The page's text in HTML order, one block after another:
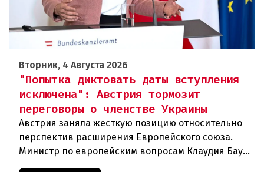
Вторник, 4 Августа 2026
"Попытка диктовать даты вступления
исключена": Австрия тормозит
переговоры о членстве Украины
Австрия заняла жесткую позицию относительно
перспектив расширения Европейского союза.
Министр по европейским вопросам Клаудия Бауэр
(ÖVP) категорически исключила возможность